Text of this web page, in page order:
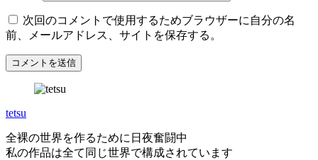
次回のコメントで使用するためブラウザーに自分の名
前、メールアドレス、サイトを保存する。
tetsu
全裸の世界を作るために日夜奮闘中
私の作品は全て同じ世界で構成されています